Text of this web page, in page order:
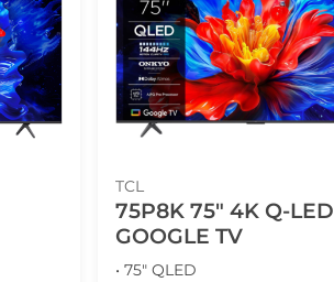
TCL
75P8K 75" 4K Q-LED
GOOGLE TV
• 75" QLED